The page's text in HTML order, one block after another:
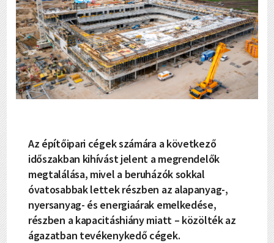
Az építőipari cégek számára a következő
időszakban kihívást jelent a megrendelők
megtalálása, mivel a beruházók sokkal
óvatosabbak lettek részben az alapanyag-,
nyersanyag- és energiaárak emelkedése,
részben a kapacitáshiány miatt – közölték az
ágazatban tevékenykedő cégek.